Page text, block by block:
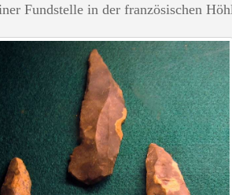
Fundstelle in der französischen